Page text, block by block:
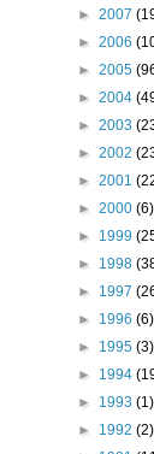
► 2007
► 2006
► 2005
► 2004
► 2003
► 2002
► 2001
► 2000 (6)
► 1999
► 1998
► 1997
► 1996 (6)
► 1995 (3)
► 1994
► 1993 (1)
► 1992 (2)